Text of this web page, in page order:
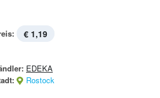
€ 1,19
EDEKA
Rostock